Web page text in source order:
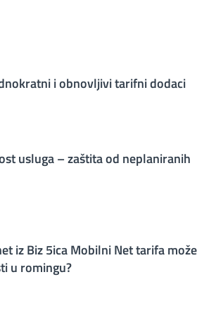
i obnovljivi tarifni dodaci
usluga – zaštita od neplaniranih
iz Biz 5ica Mobilni Net tarifa može
u romingu?